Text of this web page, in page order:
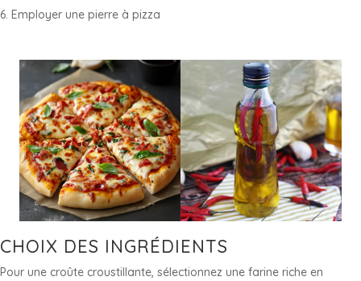
Employer une pierre à pizza
CHOIX DES INGRÉDIENTS
Pour une croûte croustillante, sélectionnez une farine riche en